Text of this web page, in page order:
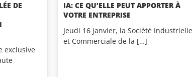
DE
exclusive
IA: CE QU’ELLE PEUT APPORTER À
VOTRE ENTREPRISE
Jeudi 16 janvier, la Société Industrielle
et Commerciale de la […]